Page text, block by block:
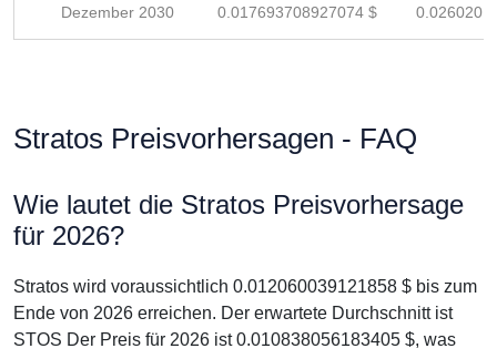
Dezember 2030 0.017693708927074 $
Stratos Preisvorhersagen - FAQ
Wie lautet die Stratos Preisvorhersage
für 2026?
Stratos wird voraussichtlich 0.012060039121858 $ bis zum
Ende von 2026 erreichen. Der erwartete Durchschnitt ist
STOS Der Preis für 2026 ist 0.010838056183405 $, was